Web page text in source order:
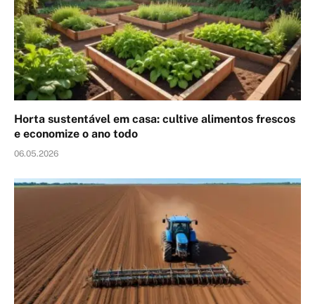
Horta sustentável em casa: cultive alimentos frescos
e economize o ano todo
06.05.2026